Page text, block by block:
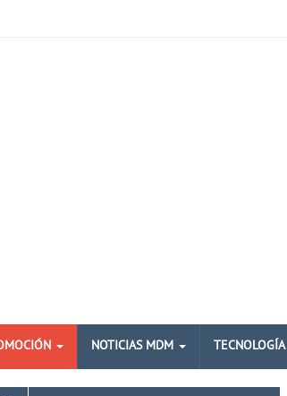
NOTICIAS MDM TECNOLOGÍA